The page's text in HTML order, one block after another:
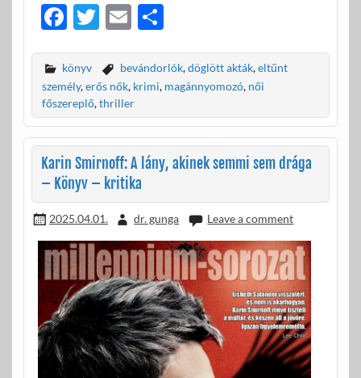
F
e
b
o
o
k
T
itt
er
E
ail
O
za
m
e
g
könyv bevándorlók,döglött akták,eltűnt
személy,erős nők, krimi, magánnyomozó, női
főszereplő,thriller
Karin Smirnoff: A lány, akinek semmi sem drága
– Könyv – kritika
2025.04.01. dr. gunga Leave a comment